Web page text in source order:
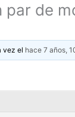
de
vez el hace 7 años,